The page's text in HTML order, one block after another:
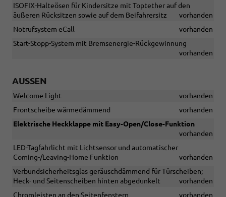
ISOFIX-Halteösen für Kindersitze mit Toptether auf den
äußeren Rücksitzen sowie auf dem Beifahrersitz
vorhanden
Notrufsystem eCall
vorhanden
Start-Stopp-System mit Bremsenergie-Rückgewinnung
vorhanden
AUSSEN
Welcome Light
vorhanden
Frontscheibe wärmedämmend
vorhanden
Elektrische Heckklappe mit Easy-Open/Close-Funktion
vorhanden
LED-Tagfahrlicht mit Lichtsensor und automatischer
Coming-/Leaving-Home Funktion
vorhanden
Verbundsicherheitsglas geräuschdämmend für Türscheiben;
Heck- und Seitenscheiben hinten abgedunkelt
vorhanden
Chromleisten an den Seitenfenstern
vorhanden